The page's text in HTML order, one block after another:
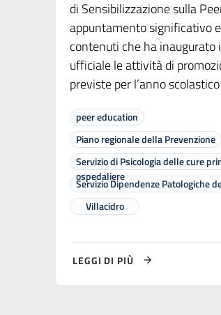
di Sensibilizzazione sulla
appuntamento significativo
contenuti che ha inaugurato
ufficiale le attività di
previste per l’anno
peer education
Piano regionale della Prevenzione
Servizio di Psicologia delle cure
ospedaliere
Servizio Dipendenze Patologiche
Villacidro
LEGGI DI PIÙ